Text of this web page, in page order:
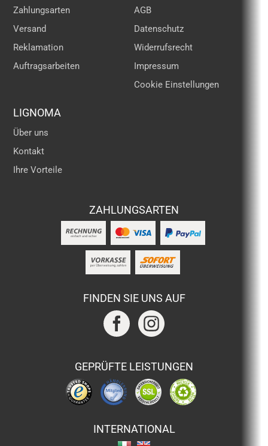
Zahlungsarten
Versand
Reklamation
Auftragsarbeiten
AGB
Datenschutz
Widerrufsrecht
Impressum
Cookie Einstellungen
LIGNOMA
Über uns
Kontakt
Ihre Vorteile
ZAHLUNGSARTEN
FINDEN SIE UNS AUF
GEPRÜFTE LEISTUNGEN
INTERNATIONAL